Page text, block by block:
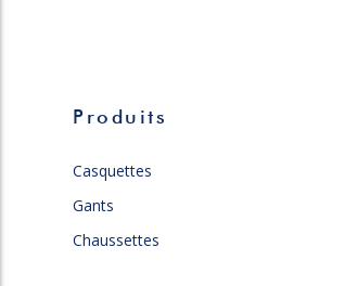
Produits
Casquettes
Gants
Chaussettes